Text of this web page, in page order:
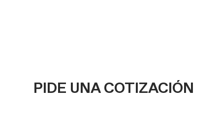
PIDE UNA COTIZACIÓN